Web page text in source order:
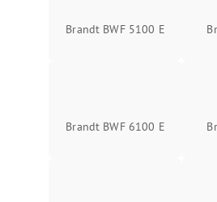
Brandt BWF 5100 E
Brandt BWF 6100 E